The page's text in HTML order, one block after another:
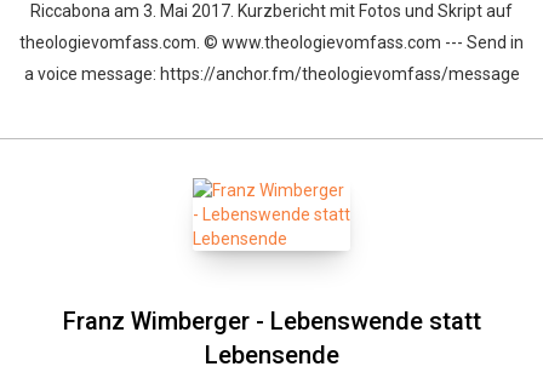
Riccabona am 3. Mai 2017. Kurzbericht mit Fotos und Skript auf
theologievomfass.com. © www.theologievomfass.com --- Send in
a voice message: https://anchor.fm/theologievomfass/message
Franz Wimberger - Lebenswende statt
Lebensende